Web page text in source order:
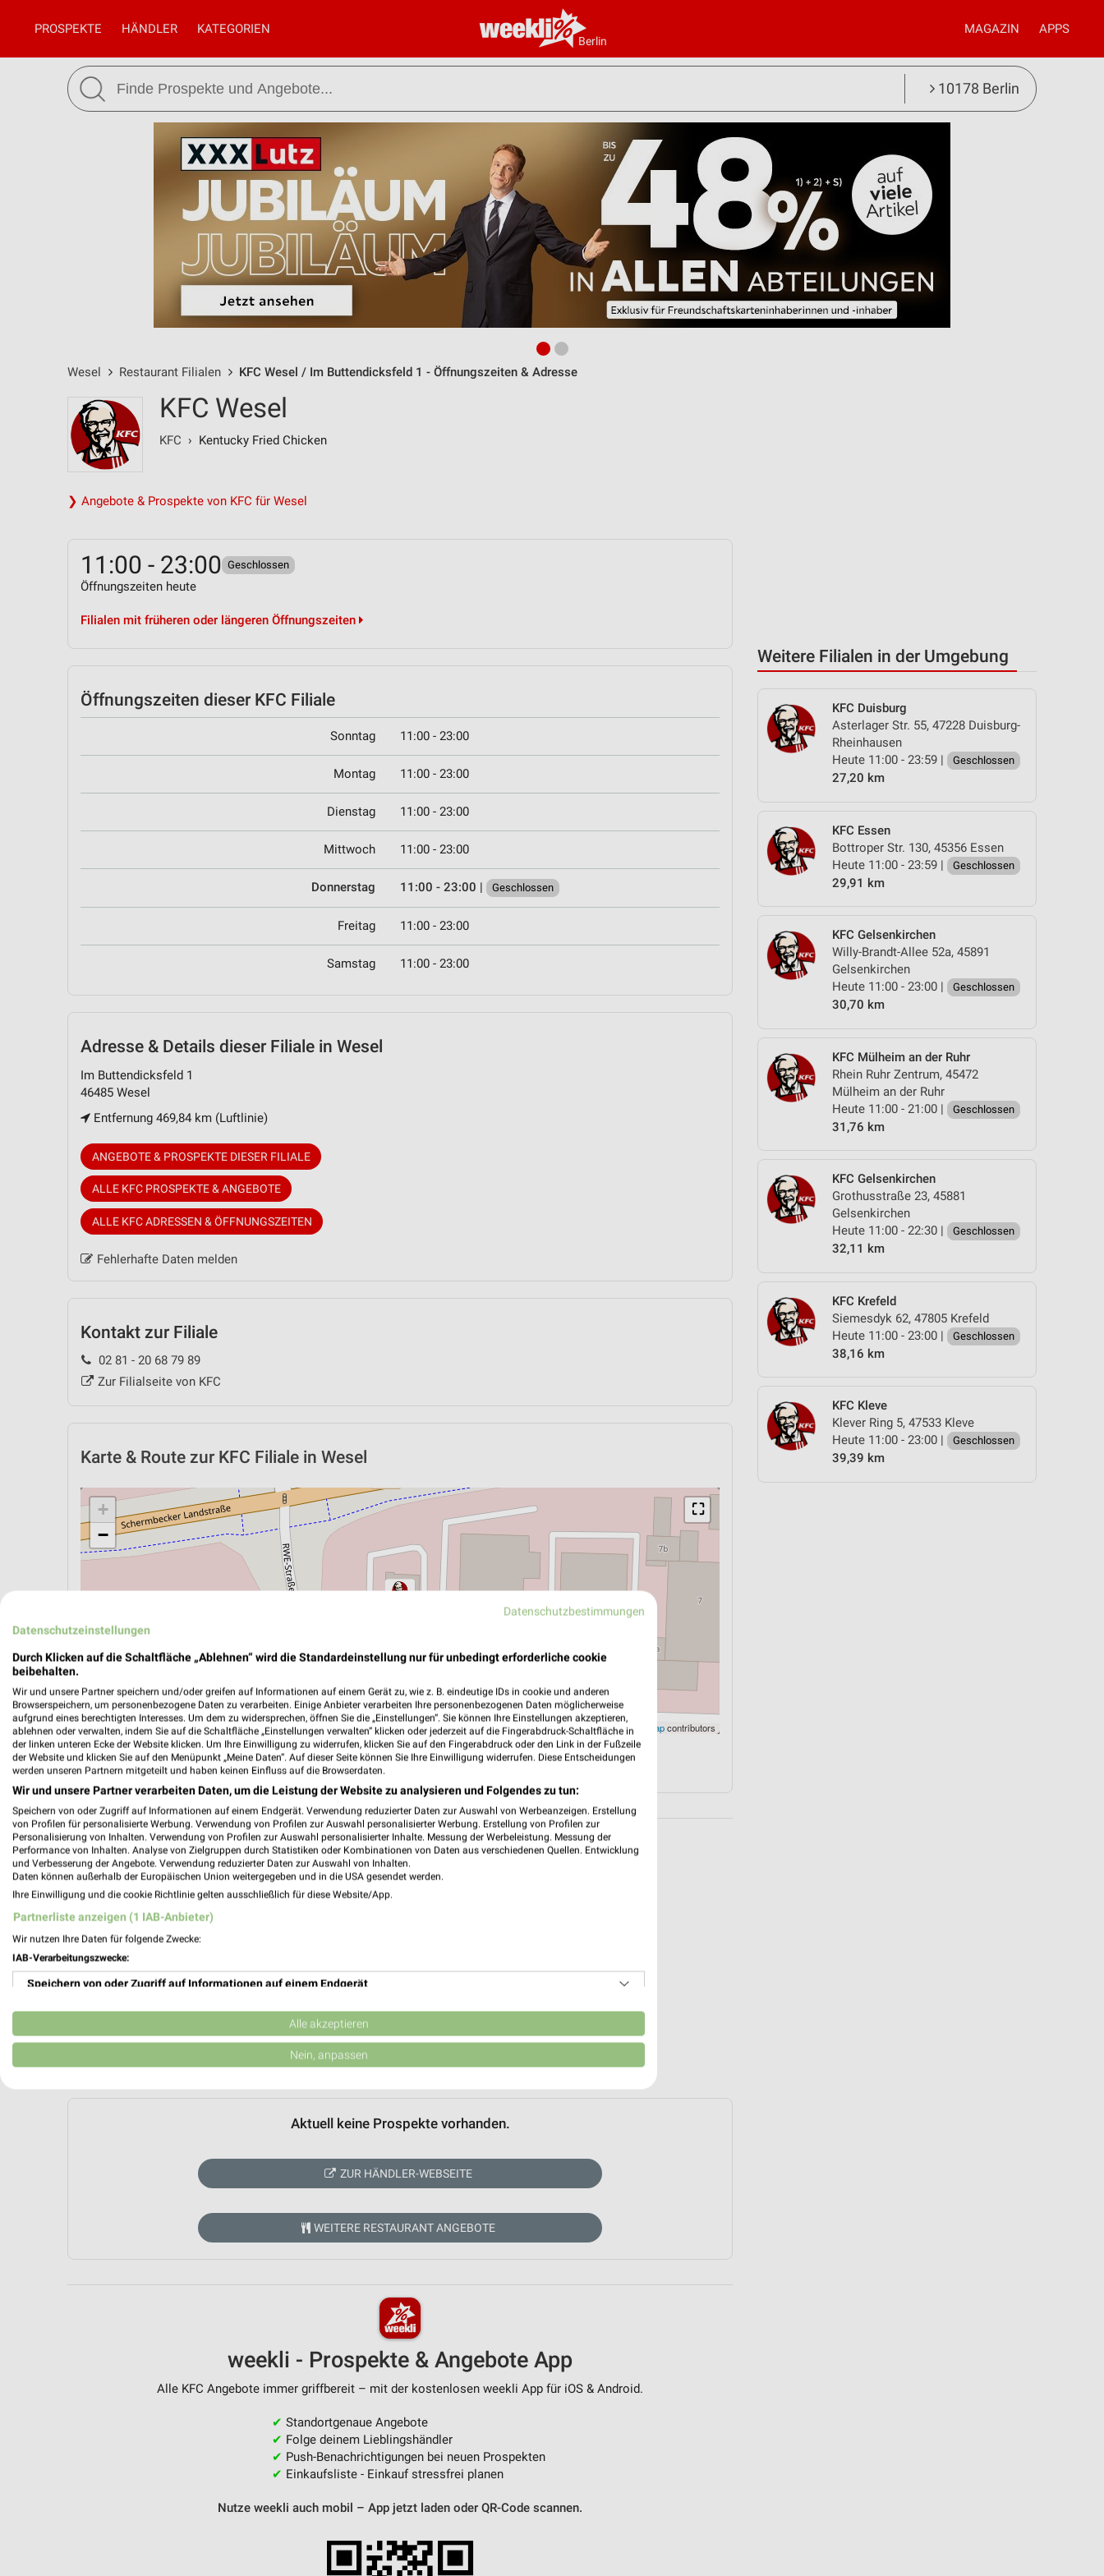
Berlin
PROSPEKTE HÄNDLER KATEGORIEN MAGAZIN APPS
10178 Berlin
Wesel Restaurant Filialen KFC Wesel / Im Buttendicksfeld 1 - Öffnungszeiten & Adresse
Weitere Filialen in der Umgebung
KFC Duisburg
Asterlager Str. 55, 47228 Duisburg-
Rheinhausen
Heute 11:00 - 23:59 |
Geschlossen
27,20 km
KFC Essen
Bottroper Str. 130, 45356 Essen
Heute 11:00 - 23:59 |
Geschlossen
29,91 km
KFC Gelsenkirchen
Willy-Brandt-Allee 52a, 45891
Gelsenkirchen
Heute 11:00 - 23:00 |
Geschlossen
30,70 km
KFC Mülheim an der Ruhr
Rhein Ruhr Zentrum, 45472
Mülheim an der Ruhr
Heute 11:00 - 21:00 |
Geschlossen
31,76 km
KFC Gelsenkirchen
Grothusstraße 23, 45881
Gelsenkirchen
Heute 11:00 - 22:30 |
Geschlossen
32,11 km
KFC Krefeld
Siemesdyk 62, 47805 Krefeld
Heute 11:00 - 23:00 |
Geschlossen
38,16 km
KFC Kleve
Klever Ring 5, 47533 Kleve
Heute 11:00 - 23:00 |
Geschlossen
39,39 km
KFC Wesel
KFC › Kentucky Fried Chicken
❯ Angebote & Prospekte von KFC für Wesel
11:00 - 23:00 Geschlossen
Öffnungszeiten heute
Filialen mit früheren oder längeren Öffnungszeiten
Öffnungszeiten dieser KFC Filiale
Sonntag 11:00 - 23:00
Montag 11:00 - 23:00
Dienstag 11:00 - 23:00
Mittwoch 11:00 - 23:00
Donnerstag 11:00 - 23:00 | Geschlossen
Freitag 11:00 - 23:00
Samstag 11:00 - 23:00
Adresse & Details dieser Filiale in Wesel
Im Buttendicksfeld 1
46485 Wesel
Entfernung 469,84 km (Luftlinie)
ANGEBOTE & PROSPEKTE DIESER FILIALE
ALLE KFC PROSPEKTE & ANGEBOTE
ALLE KFC ADRESSEN & ÖFFNUNGSZEITEN
Fehlerhafte Daten melden
Kontakt zur Filiale
02 81 - 20 68 79 89
Zur Filialseite von KFC
Karte & Route zur KFC Filiale in Wesel
⛶
+
−
Leaflet|©OpenStreetMapcontributors
ÖPNV ANZEIGEN LADESÄULEN ANZEIGEN NAVIGATION MIT GOOGLE/IOS MAPS
Aktuell keine Prospekte vorhanden.
ZUR HÄNDLER-WEBSEITE
WEITERE RESTAURANT ANGEBOTE
weekli - Prospekte & Angebote App
Alle KFC Angebote immer griffbereit – mit der kostenlosen weekli App für iOS & Android.
✔ Standortgenaue Angebote
✔ Folge deinem Lieblingshändler
✔ Push-Benachrichtigungen bei neuen Prospekten
✔ Einkaufsliste - Einkauf stressfrei planen
Nutze weekli auch mobil – App jetzt laden oder QR-Code scannen.
Datenschutzbestimmungen
Datenschutzeinstellungen
Durch Klicken auf die Schaltfläche „Ablehnen“ wird die Standardeinstellung nur für unbedingt erforderliche cookie
beibehalten.
Wir und unsere Partner speichern und/oder greifen auf Informationen auf einem Gerät zu, wie z. B. eindeutige IDs in cookie und anderen
Browserspeichern, um personenbezogene Daten zu verarbeiten. Einige Anbieter verarbeiten Ihre personenbezogenen Daten möglicherweise
aufgrund eines berechtigten Interesses. Um dem zu widersprechen, öffnen Sie die „Einstellungen“. Sie können Ihre Einstellungen akzeptieren,
ablehnen oder verwalten, indem Sie auf die Schaltfläche „Einstellungen verwalten“ klicken oder jederzeit auf die Fingerabdruck-Schaltfläche in
der linken unteren Ecke der Website klicken. Um Ihre Einwilligung zu widerrufen, klicken Sie auf den Fingerabdruck oder den Link in der Fußzeile
der Website und klicken Sie auf den Menüpunkt „Meine Daten“. Auf dieser Seite können Sie Ihre Einwilligung widerrufen. Diese Entscheidungen
werden unseren Partnern mitgeteilt und haben keinen Einfluss auf die Browserdaten.
Wir und unsere Partner verarbeiten Daten, um die Leistung der Website zu analysieren und Folgendes zu tun:
Speichern von oder Zugriff auf Informationen auf einem Endgerät. Verwendung reduzierter Daten zur Auswahl von Werbeanzeigen. Erstellung
von Profilen für personalisierte Werbung. Verwendung von Profilen zur Auswahl personalisierter Werbung. Erstellung von Profilen zur
Personalisierung von Inhalten. Verwendung von Profilen zur Auswahl personalisierter Inhalte. Messung der Werbeleistung. Messung der
Performance von Inhalten. Analyse von Zielgruppen durch Statistiken oder Kombinationen von Daten aus verschiedenen Quellen. Entwicklung
und Verbesserung der Angebote. Verwendung reduzierter Daten zur Auswahl von Inhalten.
Daten können außerhalb der Europäischen Union weitergegeben und in die USA gesendet werden.
Ihre Einwilligung und die cookie Richtlinie gelten ausschließlich für diese Website/App.
Partnerliste anzeigen (1 IAB-Anbieter)
Wir nutzen Ihre Daten für folgende Zwecke:
IAB-Verarbeitungszwecke:
Speichern von oder Zugriff auf Informationen auf einem Endgerät
Verwendung reduzierter Daten zur Auswahl von Werbeanzeigen
Erstellung von Profilen für personalisierte Werbung
Erstellung von Profilen zur Personalisierung von Inhalten
Messung der Performance von Inhalten
Verwendung genauer Standortdaten
Geräte anhand von aktiv angeforderten Informationen identifizieren
Alle akzeptieren
Nein, anpassen